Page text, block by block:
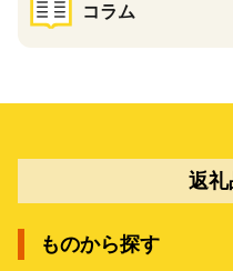
コラム
返礼
ものから探す